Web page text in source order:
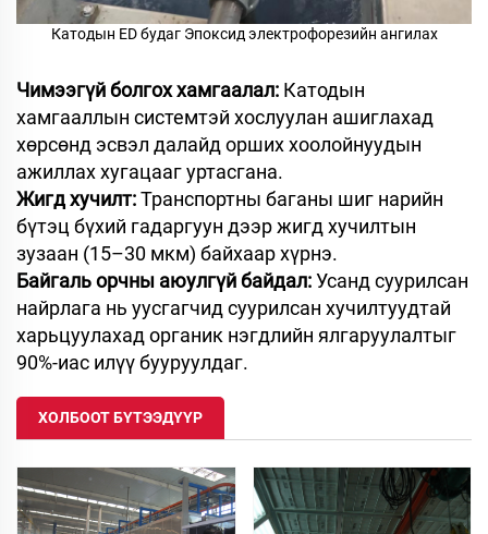
Катодын ED будаг Эпоксид электрофорезийн ангилах
Чимээгүй болгох хамгаалал: Катодын
хамгааллын системтэй хослуулан ашиглахад
хөрсөнд эсвэл далайд орших хоолойнуудын
ажиллах хугацааг уртасгана.
Жигд хучилт:Транспортны баганы шиг нарийн
бүтэц бүхий гадаргуун дээр жигд хучилтын
зузаан (15–30 мкм) байхаар хүрнэ.
Байгаль орчны аюулгүй байдал:Усанд суурилсан
найрлага нь уусгагчид суурилсан хучилтуудтай
харьцуулахад органик нэгдлийн ялгаруулалтыг
90%-иас илүү бууруулдаг.
ХОЛБООТ БҮТЭЭДҮҮР